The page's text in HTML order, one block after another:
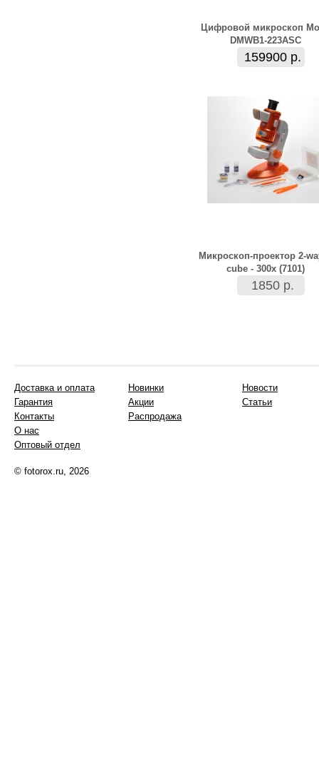
Цифровой микроскоп
DMWB1-223ASC
159900 р.
Микроскоп-проектор 2-
cube - 300х (7101)
1850 р.
Доставка и оплата
Гарантия
Контакты
О нас
Оптовый отдел
Новинки
Акции
Распродажа
Новости
Статьи
© fotorox.ru, 2026